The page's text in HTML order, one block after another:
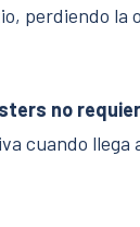
perdiendo la
no
cuando llega